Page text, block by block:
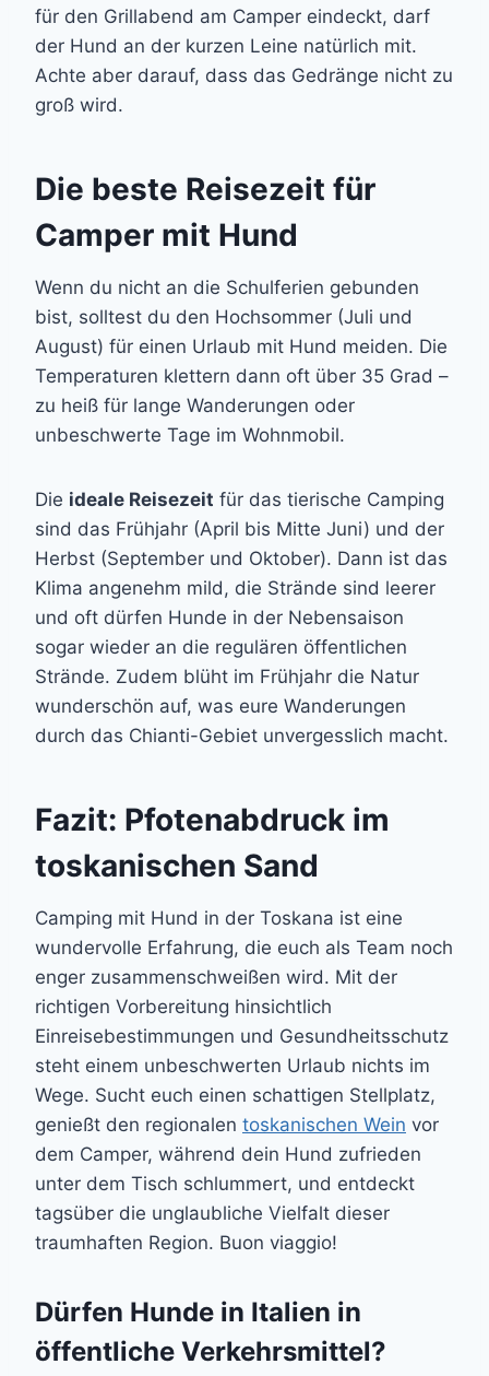
für den Grillabend am Camper eindeckt, darf
der Hund an der kurzen Leine natürlich mit.
Achte aber darauf, dass das Gedränge nicht zu
groß wird.
Die beste Reisezeit für
Camper mit Hund
Wenn du nicht an die Schulferien gebunden
bist, solltest du den Hochsommer (Juli und
August) für einen Urlaub mit Hund meiden. Die
Temperaturen klettern dann oft über 35 Grad –
zu heiß für lange Wanderungen oder
unbeschwerte Tage im Wohnmobil.
Die ideale Reisezeit für das tierische Camping
sind das Frühjahr (April bis Mitte Juni) und der
Herbst (September und Oktober). Dann ist das
Klima angenehm mild, die Strände sind leerer
und oft dürfen Hunde in der Nebensaison
sogar wieder an die regulären öffentlichen
Strände. Zudem blüht im Frühjahr die Natur
wunderschön auf, was eure Wanderungen
durch das Chianti-Gebiet unvergesslich macht.
Fazit: Pfotenabdruck im
toskanischen Sand
Camping mit Hund in der Toskana ist eine
wundervolle Erfahrung, die euch als Team noch
enger zusammenschweißen wird. Mit der
richtigen Vorbereitung hinsichtlich
Einreisebestimmungen und Gesundheitsschutz
steht einem unbeschwerten Urlaub nichts im
Wege. Sucht euch einen schattigen Stellplatz,
genießt den regionalen toskanischen Wein vor
dem Camper, während dein Hund zufrieden
unter dem Tisch schlummert, und entdeckt
tagsüber die unglaubliche Vielfalt dieser
traumhaften Region. Buon viaggio!
Dürfen Hunde in Italien in
öffentliche Verkehrsmittel?